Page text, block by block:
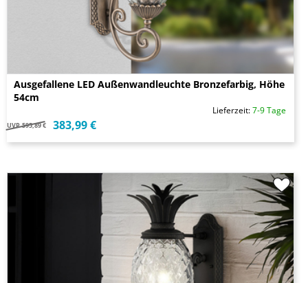
Ausgefallene LED Außenwandleuchte Bronzefarbig, Höhe
54cm
Lieferzeit:7-9 Tage
UVP 595,89 € 383,99 €